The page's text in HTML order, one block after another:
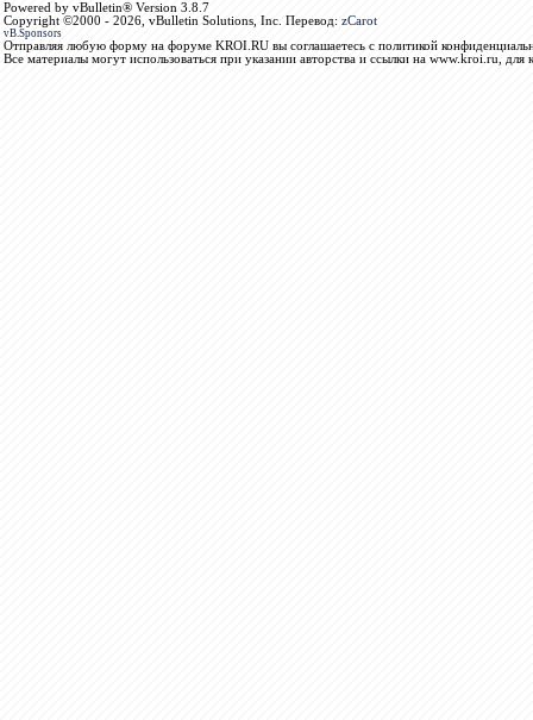
Powered by vBulletin® Version 3.8.7
Copyright ©2000 - 2026, vBulletin Solutions, Inc. Перевод: zCarot
vB.Sponsors
Отправляя любую форму на форуме KROI.RU вы соглашаетесь с политикой
Все материалы могут использоваться при указании авторства и ссылки на www.kroi.ru, для